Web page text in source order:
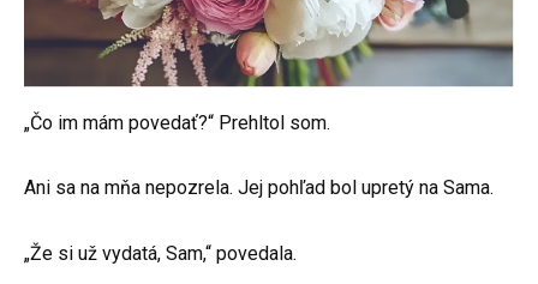
„Čo im mám povedať?“ Prehltol som.
Ani sa na mňa nepozrela. Jej pohľad bol upretý na Sama.
„Že si už vydatá, Sam,“ povedala.